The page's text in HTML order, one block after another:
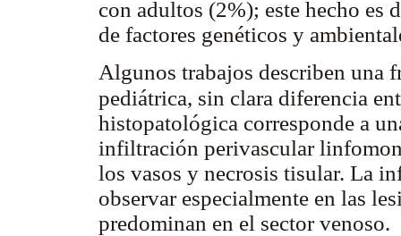
con adultos (2%); este hecho es
de factores genéticos y
Algunos trabajos describen una
pediátrica, sin clara diferencia
histopatológica corresponde a
infiltración perivascular
los vasos y necrosis tisular. La
observar especialmente en las
predominan en el sector venoso.